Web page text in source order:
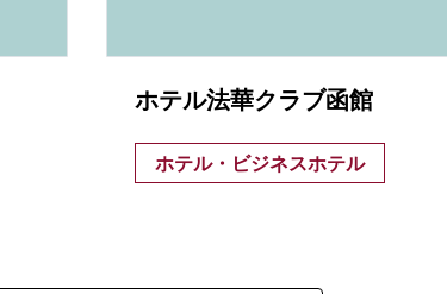
ホテル法華クラブ函館
ホテル・ビジネスホテル